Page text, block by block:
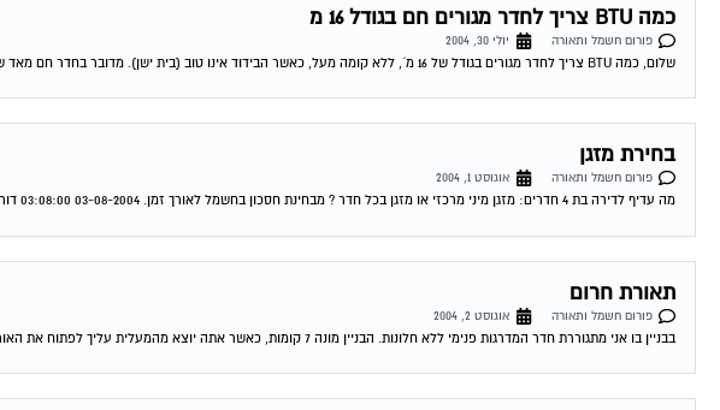
כמה BTU צריך לחדר מגורים חם בגודל 16 מ
פורום חשמל ותאורה
יולי 30, 2004
שלום, כמה BTU צריך לחדר מגורים בגודל של 16 מ´, ללא קומה מעל, כאשר הבידוד אינו טוב (בית ישן). מדובר בחדר חם מאד שיש בו...
בחירת מזגן
פורום חשמל ותאורה
אוגוסט 1, 2004
מה עדיף לדירה בת 4 חדרים: מזגן מיני מרכזי או מזגן בכל חדר ? מבחינת חסכון בחשמל לאורך זמן. 03-08-2004 03:08:00 דורון טרייביש לדירת 4...
תאורת חרום
פורום חשמל ותאורה
אוגוסט 2, 2004
בבניין בו אני מתגוררת חדר המדרגות פנימי ללא חלונות. הבניין מונה 7 קומות, כאשר אתה יוצא מהמעלית עליך לפתוח את האור כדיי לראות משהו, ברצוננו...